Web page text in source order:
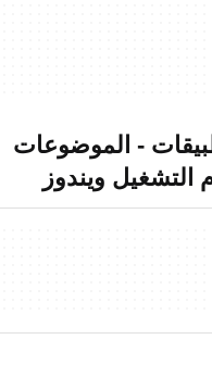
- الموضوعات
ويندوز